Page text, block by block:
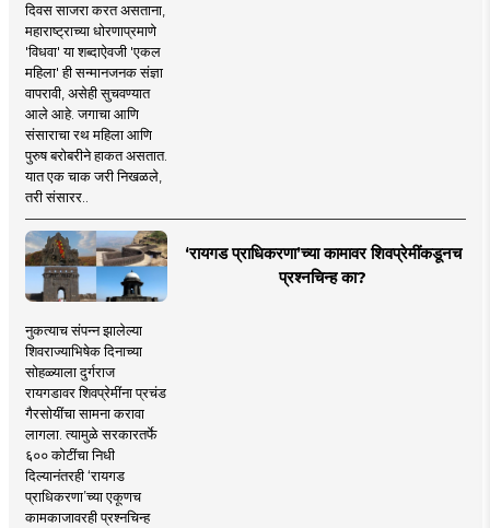
दिवस साजरा करत असताना,
महाराष्ट्राच्या धोरणाप्रमाणे
'विधवा' या शब्दाऐवजी 'एकल
महिला' ही सन्मानजनक संज्ञा
वापरावी, असेही सुचवण्यात
आले आहे. जगाचा आणि
संसाराचा रथ महिला आणि
पुरुष बरोबरीने हाकत असतात.
यात एक चाक जरी निखळले,
तरी संसारर..
‘रायगड प्राधिकरणा’च्या कामावर शिवप्रेमींकडूनच
प्रश्नचिन्ह का?
नुकत्याच संपन्न झालेल्या
शिवराज्याभिषेक दिनाच्या
सोहळ्याला दुर्गराज
रायगडावर शिवप्रेमींना प्रचंड
गैरसोयींचा सामना करावा
लागला. त्यामुळे सरकारतर्फे
६०० कोटींचा निधी
दिल्यानंतरही ‘रायगड
प्राधिकरणा’च्या एकूणच
कामकाजावरही प्रश्नचिन्ह